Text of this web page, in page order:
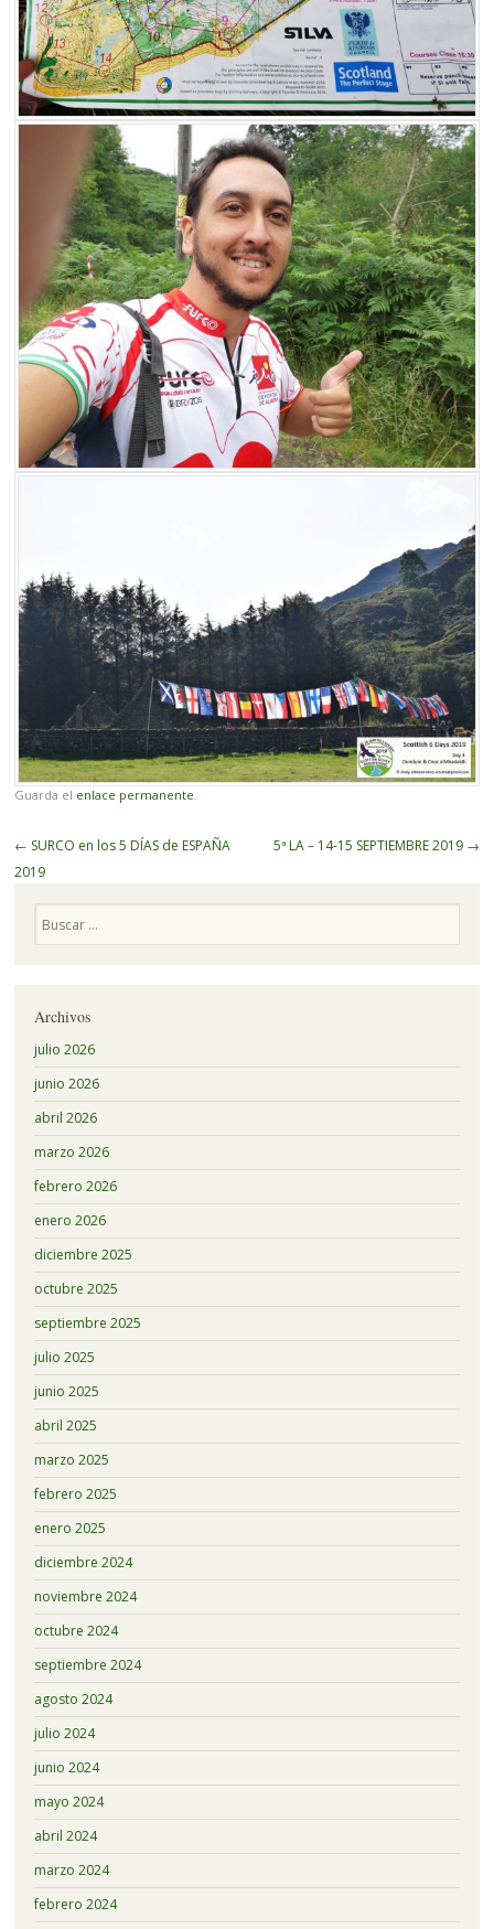
Guarda el enlace permanente
Navegador
de
← SURCO en los 5 DÍAS de ESPAÑA
2019
5ª LA – 14-15 SEPTIEMBRE 2019 →
Archivos
julio 2026
junio 2026
abril 2026
marzo 2026
febrero 2026
enero 2026
diciembre 2025
octubre 2025
septiembre 2025
julio 2025
junio 2025
abril 2025
marzo 2025
febrero 2025
enero 2025
diciembre 2024
noviembre 2024
octubre 2024
septiembre 2024
agosto 2024
julio 2024
junio 2024
mayo 2024
abril 2024
marzo 2024
febrero 2024